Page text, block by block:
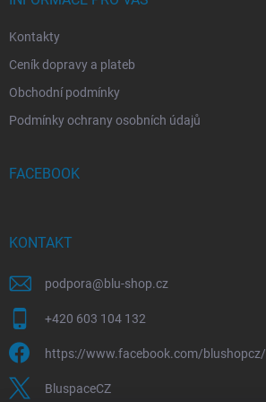
Kontakty
Ceník dopravy a plateb
Obchodní podmínky
Podmínky ochrany osobních údajů
FACEBOOK
KONTAKT
podpora@blu-shop.cz
+420 603 104 132
https://www.facebook.com/blushopcz/
BluspaceCZ